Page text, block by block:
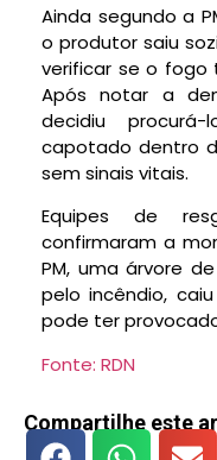
Ainda segundo a
o produtor saiu
verificar se o fogo
Após notar a
decidiu
capotado dentro
sem sinais vitais.
Equipes de
confirmaram a
PM, uma árvore
pelo incêndio,
pode ter
Fonte: RDN
Compartilhe este